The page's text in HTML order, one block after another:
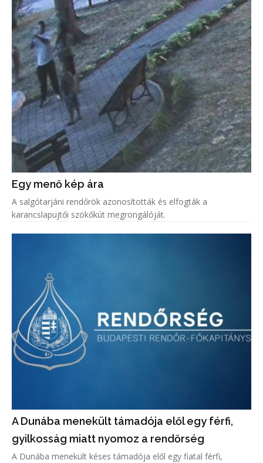
Egy menő kép ára
A salgótarjáni rendőrök azonosították és elfogták a
karancslapujtői szökőkút megrongálóját.
A Dunába menekült támadója elől egy férfi,
gyilkosság miatt nyomoz a rendőrség
A Dunába menekült késes támadója elől egy fiatal férfi,